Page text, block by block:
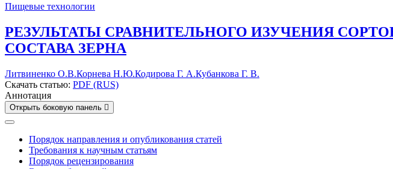
Пищевые технологии
РЕЗУЛЬТАТЫ СРАВНИТЕЛЬНОГО ИЗУЧЕНИЯ
СОСТАВА ЗЕРНА
Литвиненко О.В.Корнева Н.Ю.Кодирова Г. А.Кубанкова Г. В.
Скачать статью: PDF (RUS)
Аннотация
Открыть боковую панель
Порядок направления и опубликования статей
Требования к научным статьям
Порядок рецензирования